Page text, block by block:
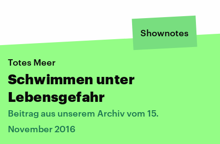
Shownotes
Totes Meer
Schwimmen unter
Lebensgefahr
Beitrag aus unserem Archiv vom 15.
November 2016